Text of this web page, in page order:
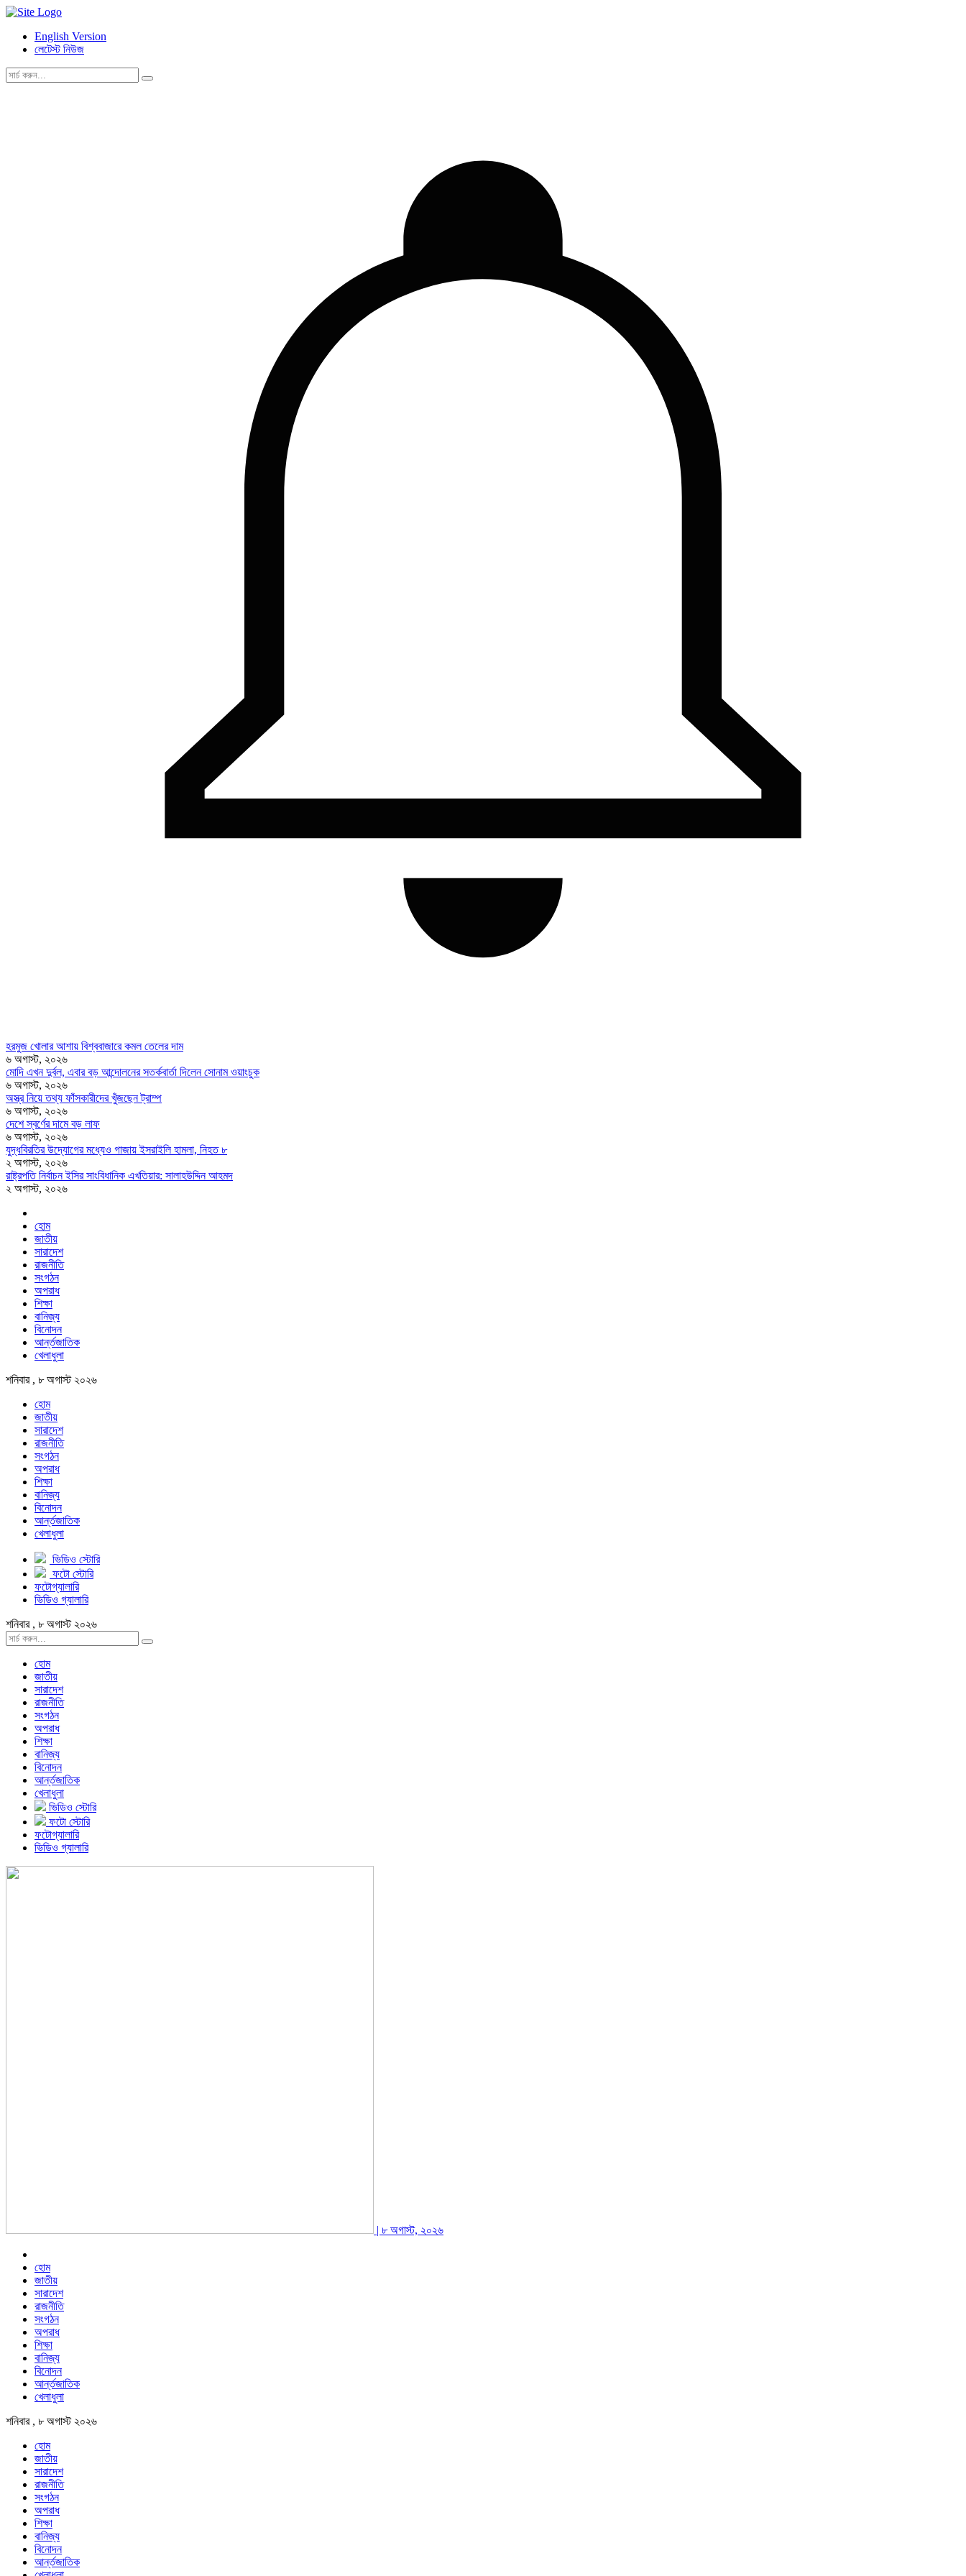
English Version
লেটেস্ট নিউজ
হরমুজ খোলার আশায় বিশ্ববাজারে কমল তেলের দাম
৬ অগাস্ট, ২০২৬
মোদি এখন দুর্বল, এবার বড় আন্দোলনের সতর্কবার্তা দিলেন সোনাম ওয়াংচুক
৬ অগাস্ট, ২০২৬
অস্ত্র নিয়ে তথ্য ফাঁসকারীদের খুঁজছেন ট্রাম্প
৬ অগাস্ট, ২০২৬
দেশে স্বর্ণের দামে বড় লাফ
৬ অগাস্ট, ২০২৬
যুদ্ধবিরতির উদ্যোগের মধ্যেও গাজায় ইসরাইলি হামলা, নিহত ৮
২ অগাস্ট, ২০২৬
রাষ্ট্রপতি নির্বাচন ইসির সাংবিধানিক এখতিয়ার: সালাহউদ্দিন আহমদ
২ অগাস্ট, ২০২৬
হোম
জাতীয়
সারাদেশ
রাজনীতি
সংগঠন
অপরাধ
শিক্ষা
বানিজ্য
বিনোদন
আর্ন্তজাতিক
খেলাধুলা
শনিবার , ৮ অগাস্ট ২০২৬
হোম
জাতীয়
সারাদেশ
রাজনীতি
সংগঠন
অপরাধ
শিক্ষা
বানিজ্য
বিনোদন
আর্ন্তজাতিক
খেলাধুলা
ভিডিও স্টোরি
ফটো স্টোরি
ফটোগ্যালারি
ভিডিও গ্যালারি
শনিবার , ৮ অগাস্ট ২০২৬
হোম
জাতীয়
সারাদেশ
রাজনীতি
সংগঠন
অপরাধ
শিক্ষা
বানিজ্য
বিনোদন
আর্ন্তজাতিক
খেলাধুলা
ভিডিও স্টোরি
ফটো স্টোরি
ফটোগ্যালারি
ভিডিও গ্যালারি
| ৮ অগাস্ট, ২০২৬
হোম
জাতীয়
সারাদেশ
রাজনীতি
সংগঠন
অপরাধ
শিক্ষা
বানিজ্য
বিনোদন
আর্ন্তজাতিক
খেলাধুলা
শনিবার , ৮ অগাস্ট ২০২৬
হোম
জাতীয়
সারাদেশ
রাজনীতি
সংগঠন
অপরাধ
শিক্ষা
বানিজ্য
বিনোদন
আর্ন্তজাতিক